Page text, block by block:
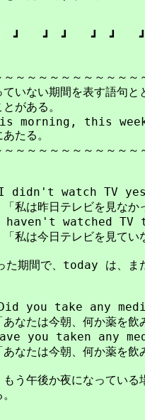
┛　┛　　┛　┛　　┛
～～～～～～～～～～
い期間を表す語句とと
ある。
this week,
る。
～～～～～～～～～～
didn't watch TV
ビを見なかっ
watched TV
ビを見ていな
間で、today は、まだ
you take any
何か薬を飲みま
you taken any
何か薬を飲みま
午後か夜になっている